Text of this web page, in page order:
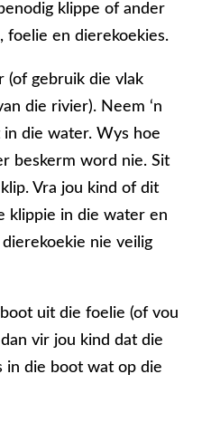
klippe of ander
foelie en dierekoekies.
(of gebruik die vlak
die rivier). Neem ‘n
die water. Wys hoe
beskerm word nie. Sit
klip. Vra jou kind of dit
klippie in die water en
nie veilig
uit die foelie (of vou
vir jou kind dat die
in die boot wat op die